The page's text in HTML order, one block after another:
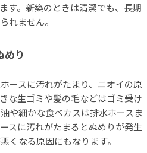
す。新築のときは清潔でも、長期
れません。
り
ースに汚れがたまり、ニオイの原
な生ゴミや髪の毛などはゴミ受け
や細かな食べカスは排水ホースま
スに汚れがたまるとぬめりが発生
くなる原因にもなります。